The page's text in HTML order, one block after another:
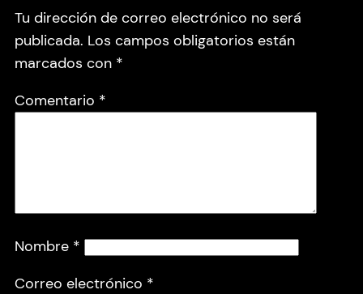
Tu dirección de correo electrónico no será
publicada. Los campos obligatorios están
marcados con *
Comentario *
Nombre *
Correo electrónico *